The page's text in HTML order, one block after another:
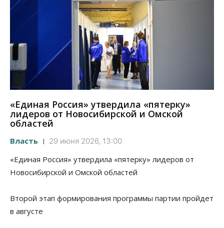
«Единая Россия» утвердила «пятерку»
лидеров от Новосибирской и Омской
областей
Власть 29 июня 2026, 13:00
«Единая Россия» утвердила «пятерку» лидеров от
Новосибирской и Омской областей
Второй этап формирования программы партии пройдет
в августе